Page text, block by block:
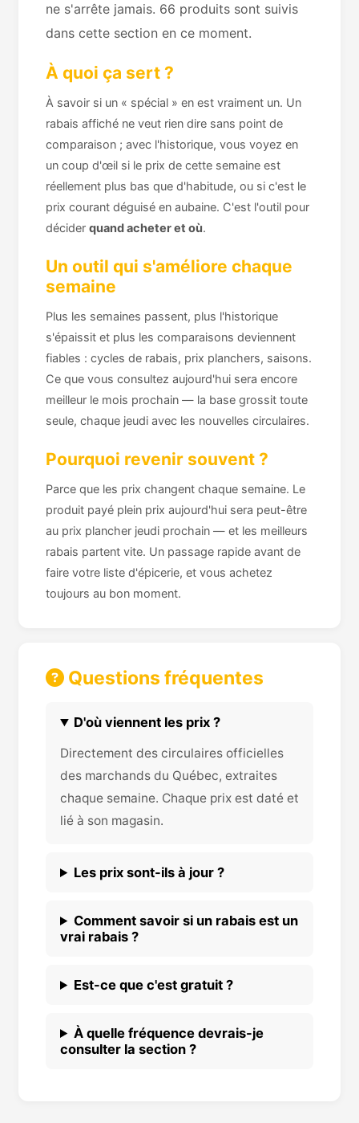
ne s'arrête jamais. 66 produits sont suivis
dans cette section en ce moment.
À quoi ça sert ?
À savoir si un « spécial » en est vraiment un. Un
rabais affiché ne veut rien dire sans point de
comparaison ; avec l'historique, vous voyez en
un coup d'œil si le prix de cette semaine est
réellement plus bas que d'habitude, ou si c'est le
prix courant déguisé en aubaine. C'est l'outil pour
décider quand acheter et où.
Un outil qui s'améliore chaque
semaine
Plus les semaines passent, plus l'historique
s'épaissit et plus les comparaisons deviennent
fiables : cycles de rabais, prix planchers, saisons.
Ce que vous consultez aujourd'hui sera encore
meilleur le mois prochain — la base grossit toute
seule, chaque jeudi avec les nouvelles circulaires.
Pourquoi revenir souvent ?
Parce que les prix changent chaque semaine. Le
produit payé plein prix aujourd'hui sera peut-être
au prix plancher jeudi prochain — et les meilleurs
rabais partent vite. Un passage rapide avant de
faire votre liste d'épicerie, et vous achetez
toujours au bon moment.
Questions fréquentes
D'où viennent les prix ?
Directement des circulaires officielles
des marchands du Québec, extraites
chaque semaine. Chaque prix est daté et
lié à son magasin.
Les prix sont-ils à jour ?
Comment savoir si un rabais est un
vrai rabais ?
Est-ce que c'est gratuit ?
À quelle fréquence devrais-je
consulter la section ?